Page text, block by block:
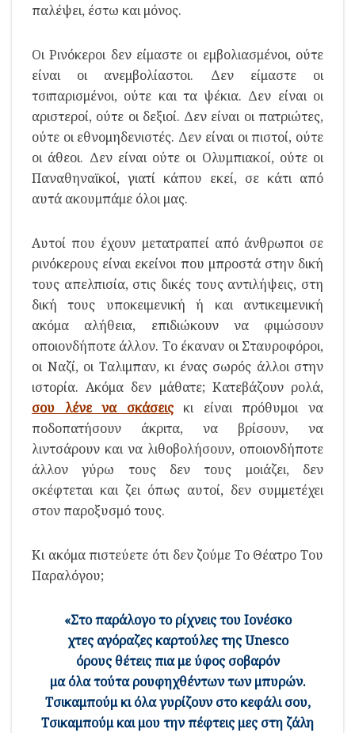
παλέψει, έστω και μόνος.
Οι Ρινόκεροι δεν είμαστε οι εμβολιασμένοι, ούτε
είναι οι ανεμβολίαστοι. Δεν είμαστε οι
τσιπαρισμένοι, ούτε και τα ψέκια. Δεν είναι οι
αριστεροί, ούτε οι δεξιοί. Δεν είναι οι πατριώτες,
ούτε οι εθνομηδενιστές. Δεν είναι οι πιστοί, ούτε
οι άθεοι. Δεν είναι ούτε οι Ολυμπιακοί, ούτε οι
Παναθηναϊκοί, γιατί κάπου εκεί, σε κάτι από
αυτά ακουμπάμε όλοι μας.
Αυτοί που έχουν μετατραπεί από άνθρωποι σε
ρινόκερους είναι εκείνοι που μπροστά στην δική
τους απελπισία, στις δικές τους αντιλήψεις, στη
δική τους υποκειμενική ή και αντικειμενική
ακόμα αλήθεια, επιδιώκουν να φιμώσουν
οποιονδήποτε άλλον. Το έκαναν οι Σταυροφόροι,
οι Ναζί, οι Ταλιμπαν, κι ένας σωρός άλλοι στην
ιστορία. Ακόμα δεν μάθατε; Κατεβάζουν ρολά,
σου λένε να σκάσειςκι είναι πρόθυμοι να
ποδοπατήσουν άκριτα, να βρίσουν, να
λιντσάρουν και να λιθοβολήσουν, οποιονδήποτε
άλλον γύρω τους δεν τους μοιάζει, δεν
σκέφτεται και ζει όπως αυτοί, δεν συμμετέχει
στον παροξυσμό τους.
Κι ακόμα πιστεύετε ότι δεν ζούμε Το Θέατρο Του
Παραλόγου;
«Στο παράλογο το ρίχνεις του Ιονέσκο
χτες αγόραζες καρτούλες της Unesco
όρους θέτεις πια με ύφος σοβαρόν
μα όλα τούτα ρουφηχθέντων των μπυρών.
Τσικαμπούμ κι όλα γυρίζουν στο κεφάλι σου,
Τσικαμπούμ και μου την πέφτεις μες στη ζάλη